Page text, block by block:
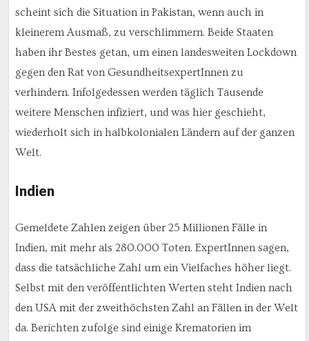
scheint sich die Situation in Pakistan, wenn auch in
kleinerem Ausmaß, zu verschlimmern. Beide Staaten
haben ihr Bestes getan, um einen landesweiten Lockdown
gegen den Rat von GesundheitsexpertInnen zu
verhindern. Infolgedessen werden täglich Tausende
weitere Menschen infiziert, und was hier geschieht,
wiederholt sich in halbkolonialen Ländern auf der ganzen
Welt.
Indien
Gemeldete Zahlen zeigen über 25 Millionen Fälle in
Indien, mit mehr als 280.000 Toten. ExpertInnen sagen,
dass die tatsächliche Zahl um ein Vielfaches höher liegt.
Selbst mit den veröffentlichten Werten steht Indien nach
den USA mit der zweithöchsten Zahl an Fällen in der Welt
da. Berichten zufolge sind einige Krematorien im